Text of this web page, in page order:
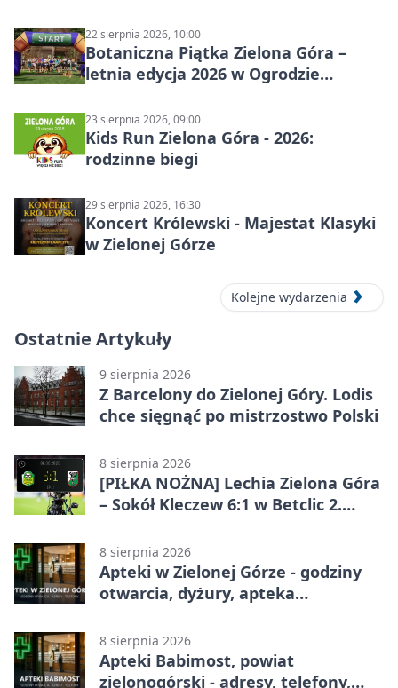
22 sierpnia 2026, 10:00
Botaniczna Piątka Zielona Góra –
letnia edycja 2026 w Ogrodzie
23 sierpnia 2026, 09:00
Kids Run Zielona Góra - 2026:
rodzinne biegi
29 sierpnia 2026, 16:30
Koncert Królewski - Majestat Klasyki
w Zielonej Górze
Kolejne wydarzenia
Ostatnie Artykuły
9 sierpnia 2026
Z Barcelony do Zielonej Góry. Lodis
chce sięgnąć po mistrzostwo Polski
8 sierpnia 2026
[PIŁKA NOŻNA] Lechia Zielona Góra
– Sokół Kleczew 6:1 w Betclic 2.
urządzili sobie festiwal strzelecki
8 sierpnia 2026
Apteki w Zielonej Górze - godziny
otwarcia, dyżury, apteka
8 sierpnia 2026
Apteki Babimost, powiat
zielonogórski - adresy, telefony,